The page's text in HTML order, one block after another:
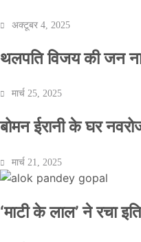
अक्टूबर 4, 2025
थलपति विजय की जन
मार्च 25, 2025
बोमन ईरानी के घर
मार्च 21, 2025
‘माटी के लाल’ ने रचा